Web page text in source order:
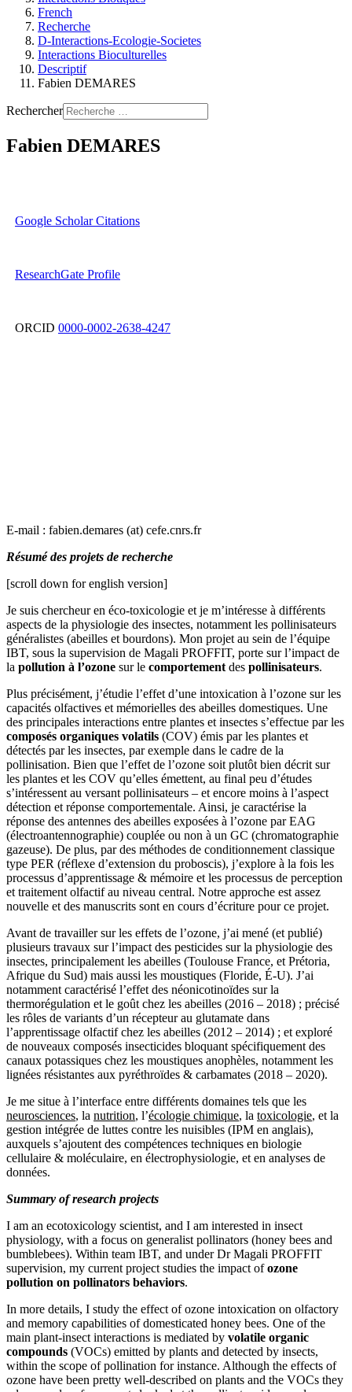
French
Recherche
D-Interactions-Ecologie-Societes
Interactions Bioculturelles
Descriptif
Fabien DEMARES
Rechercher
Fabien DEMARES
Google Scholar Citations
ResearchGate Profile
ORCID 0000-0002-2638-4247
E-mail : fabien.demares (at) cefe.cnrs.fr
Résumé des projets de recherche
[scroll down for english version]
Je suis chercheur en éco-toxicologie et je m’intéresse à différents
aspects de la physiologie des insectes, notamment les pollinisateurs
généralistes (abeilles et bourdons). Mon projet au sein de l’équipe
IBT, sous la supervision de Magali PROFFIT, porte sur l’impact de
la pollution à l’ozone sur le comportement des pollinisateurs.
Plus précisément, j’étudie l’effet d’une intoxication à l’ozone sur les
capacités olfactives et mémorielles des abeilles domestiques. Une
des principales interactions entre plantes et insectes s’effectue par les
composés organiques volatils (COV) émis par les plantes et
détectés par les insectes, par exemple dans le cadre de la
pollinisation. Bien que l’effet de l’ozone soit plutôt bien décrit sur
les plantes et les COV qu’elles émettent, au final peu d’études
s’intéressent au versant pollinisateurs – et encore moins à l’aspect
détection et réponse comportementale. Ainsi, je caractérise la
réponse des antennes des abeilles exposées à l’ozone par EAG
(électroantennographie) couplée ou non à un GC (chromatographie
gazeuse). De plus, par des méthodes de conditionnement classique
type PER (réflexe d’extension du proboscis), j’explore à la fois les
processus d’apprentissage & mémoire et les processus de perception
et traitement olfactif au niveau central. Notre approche est assez
nouvelle et des manuscrits sont en cours d’écriture pour ce projet.
Avant de travailler sur les effets de l’ozone, j’ai mené (et publié)
plusieurs travaux sur l’impact des pesticides sur la physiologie des
insectes, principalement les abeilles (Toulouse France, et Prétoria,
Afrique du Sud) mais aussi les moustiques (Floride, É-U). J’ai
notamment caractérisé l’effet des néonicotinoïdes sur la
thermorégulation et le goût chez les abeilles (2016 – 2018) ; précisé
les rôles de variants d’un récepteur au glutamate dans
l’apprentissage olfactif chez les abeilles (2012 – 2014) ; et exploré
de nouveaux composés insecticides bloquant spécifiquement des
canaux potassiques chez les moustiques anophèles, notamment les
lignées résistantes aux pyréthroïdes & carbamates (2018 – 2020).
Je me situe à l’interface entre différents domaines tels que les
neurosciences, la nutrition, l’écologie chimique, la toxicologie, et la
gestion intégrée de luttes contre les nuisibles (IPM en anglais),
auxquels s’ajoutent des compétences techniques en biologie
cellulaire & moléculaire, en électrophysiologie, et en analyses de
données.
Summary of research projects
I am an ecotoxicology scientist, and I am interested in insect
physiology, with a focus on generalist pollinators (honey bees and
bumblebees). Within team IBT, and under Dr Magali PROFFIT
supervision, my current project studies the impact ofozone
pollution on pollinators behaviors.
In more details, I study the effect of ozone intoxication on olfactory
and memory capabilities of domesticated honey bees. One of the
main plant-insect interactions is mediated by volatile organic
compounds (VOCs) emitted by plants and detected by insects,
within the scope of pollination for instance. Although the effects of
ozone have been pretty well-described on plants and the VOCs they